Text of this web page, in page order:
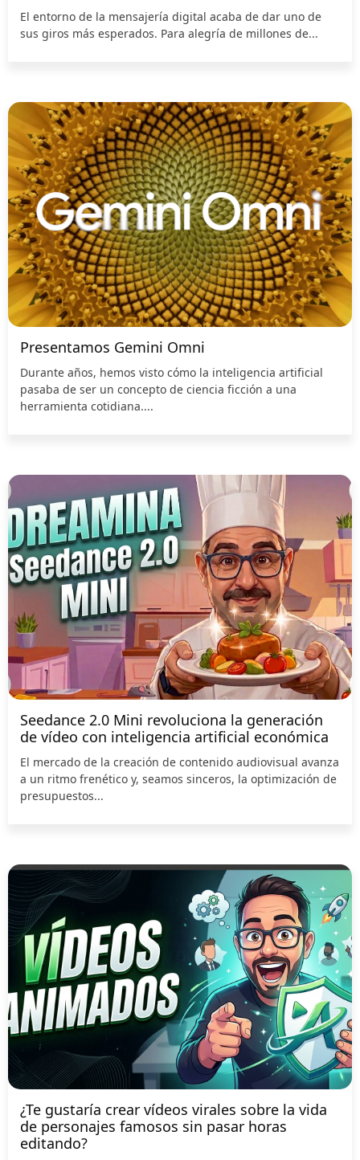
El entorno de la mensajería digital acaba de dar uno de
sus giros más esperados. Para alegría de millones de...
Presentamos Gemini Omni
Durante años, hemos visto cómo la inteligencia artificial
pasaba de ser un concepto de ciencia ficción a una
herramienta cotidiana....
Seedance 2.0 Mini revoluciona la generación
de vídeo con inteligencia artificial económica
El mercado de la creación de contenido audiovisual avanza
a un ritmo frenético y, seamos sinceros, la optimización de
presupuestos...
¿Te gustaría crear vídeos virales sobre la vida
de personajes famosos sin pasar horas
editando?